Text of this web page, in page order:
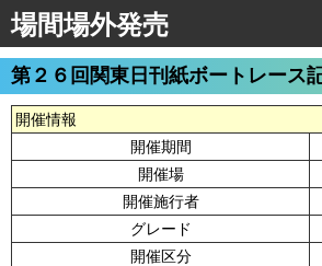
場間場外発売
第２６回関東日刊紙ボートレース
開催情報
開催期間
開催場
開催施行者
グレード
開催区分